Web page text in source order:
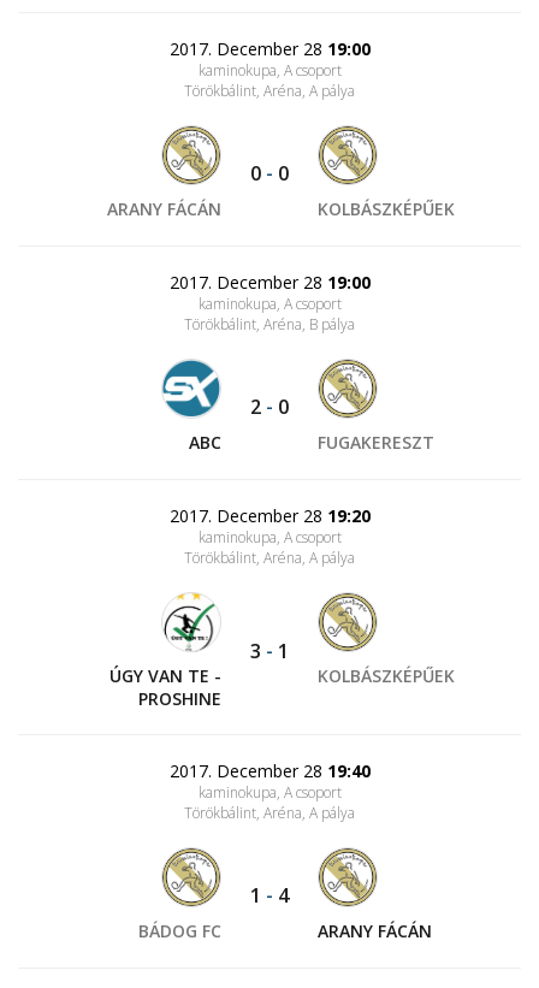
2017. December 28 19:00
kaminokupa, A csoport
Törökbálint, Aréna, A pálya
ARANY FÁCÁN
0 - 0
KOLBÁSZKÉPŰEK
2017. December 28 19:00
kaminokupa, A csoport
Törökbálint, Aréna, B pálya
ABC
2 - 0
FUGAKERESZT
2017. December 28 19:20
kaminokupa, A csoport
Törökbálint, Aréna, A pálya
ÚGY VAN TE -
PROSHINE
3 - 1
KOLBÁSZKÉPŰEK
2017. December 28 19:40
kaminokupa, A csoport
Törökbálint, Aréna, A pálya
BÁDOG FC
1 - 4
ARANY FÁCÁN